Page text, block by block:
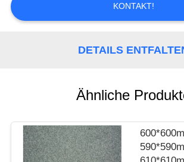
UNS
NEUIGKEITEN
RECHTSSACHEN
BITTE UM
KONTAKT!
DETAILS
Ähnliche